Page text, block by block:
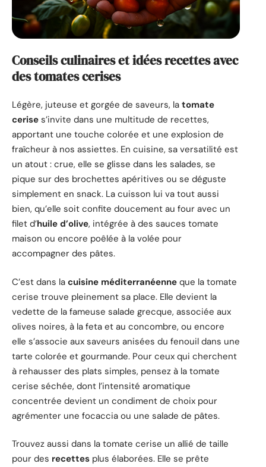
Conseils culinaires et idées recettes avec
des tomates cerises
Légère, juteuse et gorgée de saveurs, la tomate
cerise s’invite dans une multitude de recettes,
apportant une touche colorée et une explosion de
fraîcheur à nos assiettes. En cuisine, sa versatilité est
un atout : crue, elle se glisse dans les salades, se
pique sur des brochettes apéritives ou se déguste
simplement en snack. La cuisson lui va tout aussi
bien, qu’elle soit confite doucement au four avec un
filet d’huile d’olive, intégrée à des sauces tomate
maison ou encore poêlée à la volée pour
accompagner des pâtes.
C’est dans la cuisine méditerranéenne que la tomate
cerise trouve pleinement sa place. Elle devient la
vedette de la fameuse salade grecque, associée aux
olives noires, à la feta et au concombre, ou encore
elle s’associe aux saveurs anisées du fenouil dans une
tarte colorée et gourmande. Pour ceux qui cherchent
à rehausser des plats simples, pensez à la tomate
cerise séchée, dont l’intensité aromatique
concentrée devient un condiment de choix pour
agrémenter une focaccia ou une salade de pâtes.
Trouvez aussi dans la tomate cerise un allié de taille
pour des recettes plus élaborées. Elle se prête